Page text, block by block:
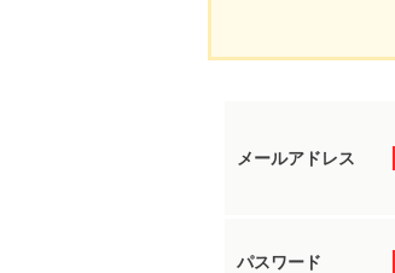
メールアドレス
パスワード